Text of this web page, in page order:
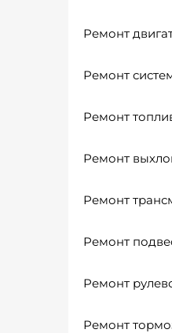
Ремонт
Ремонт
Ремонт
Ремонт
Ремонт
Ремонт
Ремонт
Ремонт